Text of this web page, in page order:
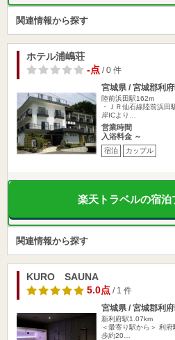
関連情報から探す
ホテル浦嶋荘
-点/ 0 件
宮城県 / 宮城郡利
陸前浜田駅162m
・ＪＲ仙石線陸前浜
岸ICより…
営業時間
入浴料金 ～
宿泊 カップル
楽天トラベルの宿泊
関連情報から探す
KURO SAUNA
5.0点/ 1 件
宮城県 / 宮城郡利
新利府駅1.07km
＜最寄り駅から＞ 利
歩約20…